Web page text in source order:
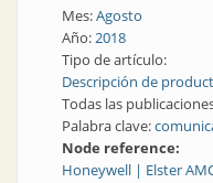
Mes:Agosto
Año:2018
Tipo de artículo:
Descripción de
Todas las
Palabra clave:
Node reference:
Honeywell | Elster